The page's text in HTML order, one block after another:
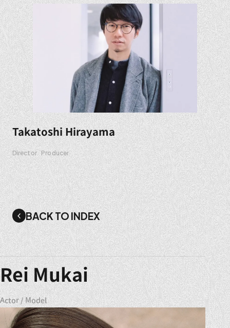
Takatoshi Hirayama
Director Producer
BACK TO INDEX
Rei Mukai
Actor / Model